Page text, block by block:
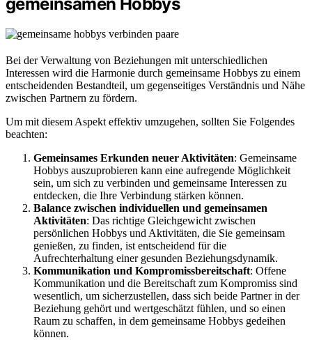
Bei der Verwaltung von Beziehungen mit unterschiedlichen
Interessen wird die Harmonie durch gemeinsame Hobbys zu einem
entscheidenden Bestandteil, um gegenseitiges Verständnis und Nähe
zwischen Partnern zu fördern.
Um mit diesem Aspekt effektiv umzugehen, sollten Sie Folgendes
beachten:
Gemeinsames Erkunden neuer Aktivitäten: Gemeinsame
Hobbys auszuprobieren kann eine aufregende Möglichkeit
sein, um sich zu verbinden und gemeinsame Interessen zu
entdecken, die Ihre Verbindung stärken können.
Balance zwischen individuellen und gemeinsamen
Aktivitäten: Das richtige Gleichgewicht zwischen
persönlichen Hobbys und Aktivitäten, die Sie gemeinsam
genießen, zu finden, ist entscheidend für die
Aufrechterhaltung einer gesunden Beziehungsdynamik.
Kommunikation und Kompromissbereitschaft: Offene
Kommunikation und die Bereitschaft zum Kompromiss sind
wesentlich, um sicherzustellen, dass sich beide Partner in der
Beziehung gehört und wertgeschätzt fühlen, und so einen
Raum zu schaffen, in dem gemeinsame Hobbys gedeihen
können.